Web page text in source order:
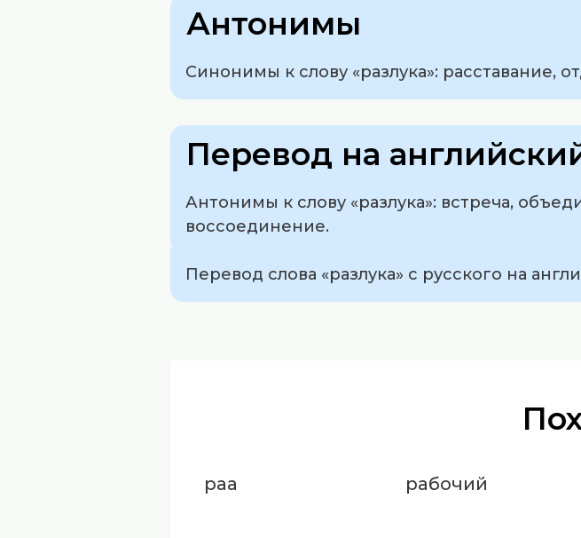
Антонимы
Синонимы к слову «разлука»: расставание,
Перевод на
Антонимы к слову «разлука»: встреча,
воссоединение.
Перевод слова «разлука» с русского на
раа рабочий